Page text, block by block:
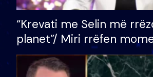
“Krevati me Selin më
planet”/ Miri rrëfen
bukura në shtëpinë e BB
mungojë zilja e